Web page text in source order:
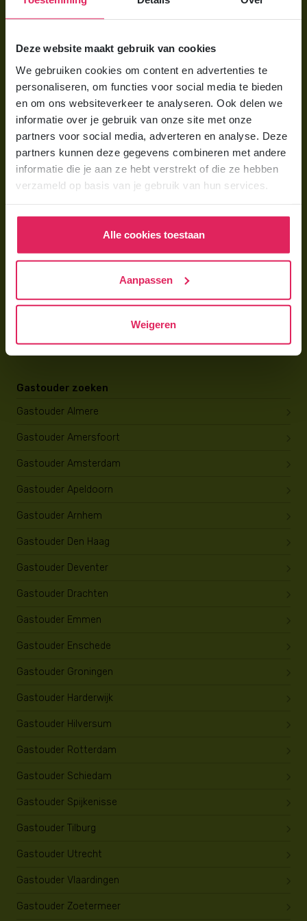
Deze website maakt gebruik van cookies
We gebruiken cookies om content en advertenties te
personaliseren, om functies voor social media te bieden
en om ons websiteverkeer te analyseren. Ook delen we
informatie over je gebruik van onze site met onze
partners voor social media, adverteren en analyse. Deze
partners kunnen deze gegevens combineren met andere
informatie die je aan ze hebt verstrekt of die ze hebben
verzameld op basis van je gebruik van hun services.
Alle cookies toestaan
Aanpassen
Weigeren
Wat kost een gastouder?
Voor gastouders
Gastouder worden bij 4Kids
Opleiding tot gastouder
Gastouder zoeken
Gastouder Almere
Gastouder Amersfoort
Gastouder Amsterdam
Gastouder Apeldoorn
Gastouder Arnhem
Gastouder Den Haag
Gastouder Deventer
Gastouder Drachten
Gastouder Emmen
Gastouder Enschede
Gastouder Groningen
Gastouder Harderwijk
Gastouder Hilversum
Gastouder Rotterdam
Gastouder Schiedam
Gastouder Spijkenisse
Gastouder Tilburg
Gastouder Utrecht
Gastouder Vlaardingen
Gastouder Zoetermeer